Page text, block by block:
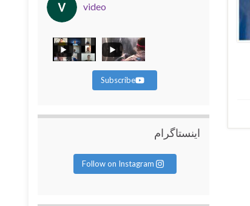
video
Subscribe
اینستاگرام
Follow on Instagram